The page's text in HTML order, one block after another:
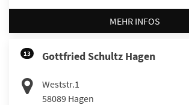
MEHR INFOS
13 Gottfried Schultz Hagen
Weststr.1
58089 Hagen